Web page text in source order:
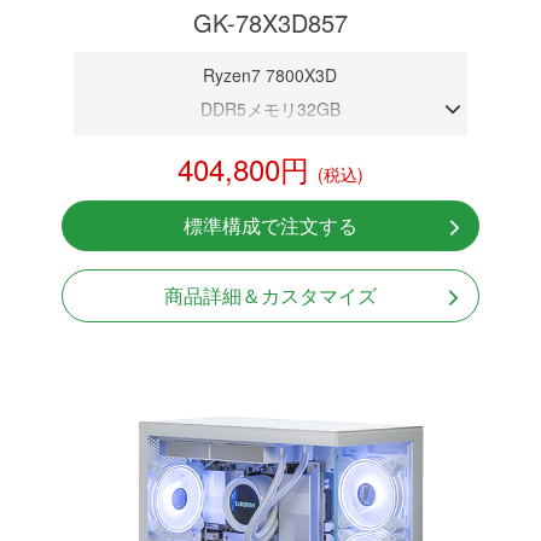
GK-78X3D857
Ryzen7 7800X3D
DDR5メモリ32GB
NVMeSSD 1TB
無線LAN Bluetooth対応
Windows11 Home 64bit
404,800円 (税込)
標準構成で注文する
商品詳細＆カスタマイズ